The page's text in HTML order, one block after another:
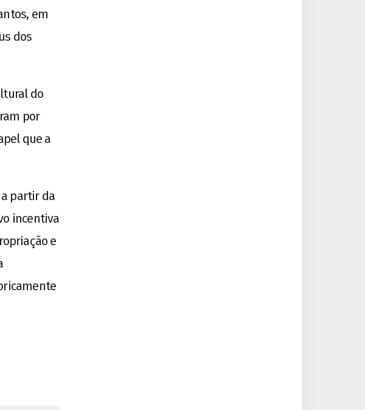
em
dos
do
por
que a
partir da
incentiva
e